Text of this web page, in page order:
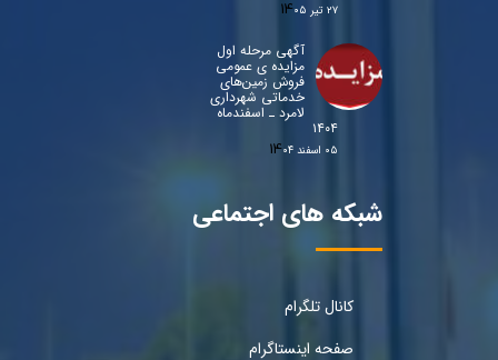
۲۷ تیر ۰۵
آگهی مرحله اول
مزایده ی عمومی
فروش زمین‌های
خدماتی شهرداری
لامرد ـ اسفندماه
۱۴۰۴
۰۵ اسفند ۰۴
شبکه های اجتماعی
کانال تلگرام
صفحه اینستاگرام